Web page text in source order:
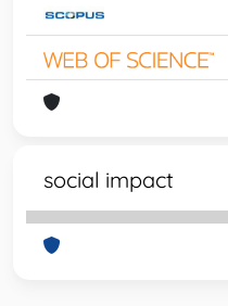
social impact